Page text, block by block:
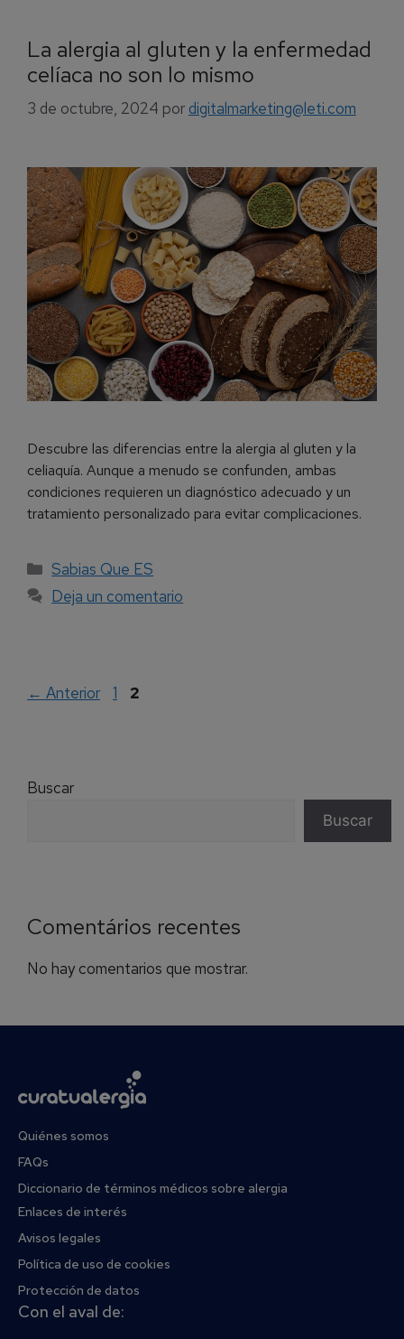
La alergia al gluten y la enfermedad
celíaca no son lo mismo
3 de octubre, 2024 por digitalmarketing@leti.com
Descubre las diferencias entre la alergia al gluten y la
celiaquía. Aunque a menudo se confunden, ambas
condiciones requieren un diagnóstico adecuado y un
tratamiento personalizado para evitar complicaciones.
Sabias Que ES
Deja un comentario
← Anterior 1 2
Buscar
Buscar
Comentários recentes
No hay comentarios que mostrar.
Quiénes somos
FAQs
Diccionario de términos médicos sobre alergia
Enlaces de interés
Avisos legales
Política de uso de cookies
Protección de datos
Con el aval de: